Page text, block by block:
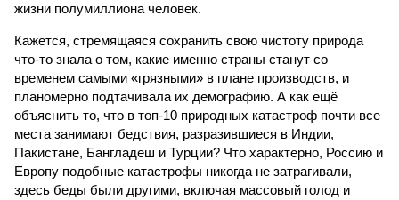
жизни полумиллиона человек.
Кажется, стремящаяся сохранить свою чистоту природа
что-то знала о том, какие именно страны станут со
временем самыми «грязными» в плане производств, и
планомерно подтачивала их демографию. А как ещё
объяснить то, что в топ-10 природных катастроф почти все
места занимают бедствия, разразившиеся в Индии,
Пакистане, Бангладеш и Турции? Что характерно, Россию и
Европу подобные катастрофы никогда не затрагивали,
здесь беды были другими, включая массовый голод и